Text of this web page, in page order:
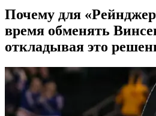
Почему для
время обменять
откладывая это